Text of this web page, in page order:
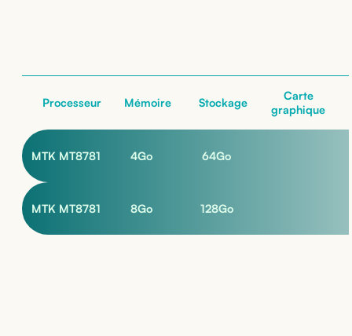
Processeur Mémoire Stockage
Carte
graphique
MTK MT8781 4Go 64Go
MTK MT8781 8Go 128Go